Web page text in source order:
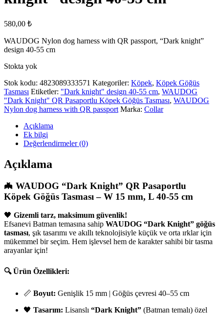
580,00 ₺
WAUDOG Nylon dog harness with QR passport, “Dark knight”
design 40-55 cm
Stokta yok
Stok kodu: 4823089333571 Kategoriler: Köpek, Köpek Göğüs
Tasması Etiketler: "Dark knight" design 40-55 cm, WAUDOG
"Dark Knight" QR Pasaportlu Köpek Göğüs Tasması, WAUDOG
Nylon dog harness with QR passport Marka: Collar
Açıklama
Ek bilgi
Değerlendirmeler (0)
Açıklama
🦇 WAUDOG “Dark Knight” QR Pasaportlu
Köpek Göğüs Tasması – W 15 mm, L 40-55 cm
🖤 Gizemli tarz, maksimum güvenlik!
Efsanevi Batman temasına sahip WAUDOG “Dark Knight” göğüs
tasması, şık tasarımı ve akıllı teknolojisiyle küçük ve orta ırklar için
mükemmel bir seçim. Hem işlevsel hem de karakter sahibi bir tasma
arayanlar için!
🔍Ürün Özellikleri:
📏 Boyut: Genişlik 15 mm | Göğüs çevresi 40–55 cm
🖤 Tasarım: Lisanslı “Dark Knight” (Batman temalı) özel